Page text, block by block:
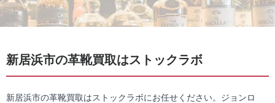
新居浜市の革靴買取はストックラボ
新居浜市の革靴買取はストックラボにお任せください。ジョンロ